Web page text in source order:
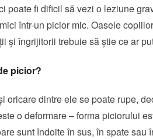
poate fi dificil să vezi o leziune
într-un picior mic. Oasele
și îngrijitorii trebuie să știe ce ar
picior?
oricare dintre ele se poate rupe,
o deformare – forma piciorului
sunt îndoite în sus, în spate sau